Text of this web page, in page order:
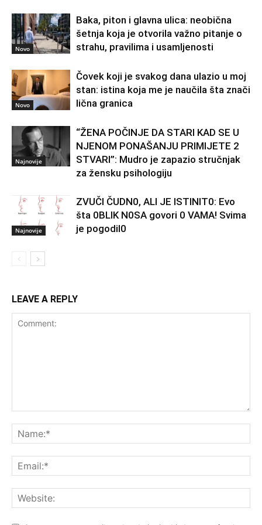
Novo
Baka, piton i glavna ulica: neobična
šetnja koja je otvorila važno pitanje o
strahu, pravilima i usamljenosti
Novo
Čovek koji je svakog dana ulazio u moj
stan: istina koja me je naučila šta znači
lična granica
Najnovije
“ŽENA POČINJE DA STARI KAD SE U
NJENOM PONAŠANJU PRIMIJETE 2
STVARI”: Mudro je zapazio stručnjak
za žensku psihologiju
Najnovije
ZVUČI ČUDN0, ALI JE ISTINIT0: Evo
šta 0BLIK N0SA govori 0 VAMA! Svima
je pogodil0
LEAVE A REPLY